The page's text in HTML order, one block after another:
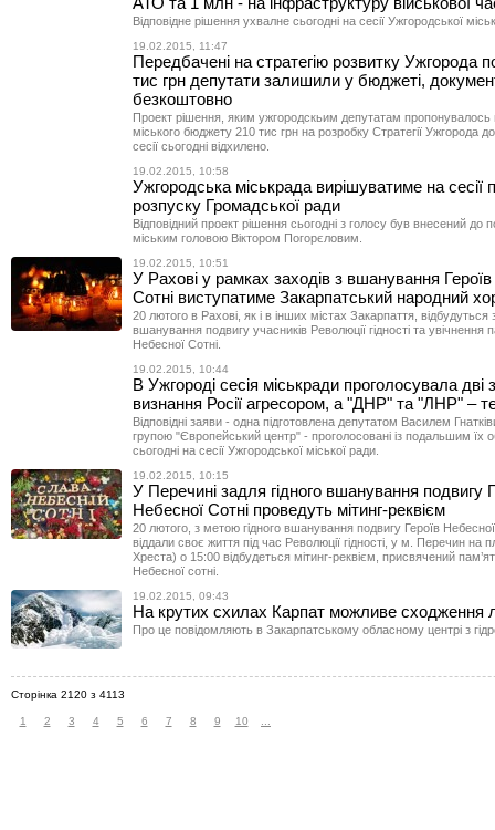
Відповідне рішення ухвалне сьогодні на сесії Ужгородської
19.02.2015, 11:47
Передбачені на стратегію розвитку Ужгорода
тис грн депутати залишили у бюджеті,
безкоштовно
Проект рішення, яким ужгородскьим депутатам пропонувалось
міського бюджету 210 тис грн на розробку Стратегії Ужгорода
сесії сьогодні відхилено.
19.02.2015, 10:58
Ужгородська міськрада вирішуватиме на сесії
розпуску Громадської ради
Відповідний проект рішення сьогодні з голосу був внесений до
міським головою Віктором Погорєловим.
19.02.2015, 10:51
У Рахові у рамках заходів з вшанування
Сотні виступатиме Закарпатський народний
20 лютого в Рахові, як і в інших містах Закарпаття, відбудуться
вшанування подвигу учасників Революції гідності та увічнення
Небесної Сотні.
19.02.2015, 10:44
В Ужгороді сесія міськради проголосувала дві
визнання Росії агресором, а "ДНР" та "ЛНР" –
Відповідні заяви - одна підготовлена депутатом Василем
групою "Європейський центр" - проголосовані із подальшим їх
сьогодні на сесії Ужгородської міської ради.
19.02.2015, 10:15
У Перечині задля гідного вшанування подвигу
Небесної Сотні проведуть мітинг-реквієм
20 лютого, з метою гідного вшанування подвигу Героїв Небесної
віддали своє життя під час Революції гідності, у м. Перечин на
Хреста) о 15:00 відбудеться мітинг-реквієм, присвячений
Небесної сотні.
19.02.2015, 09:43
На крутих схилах Карпат можливе сходження
Про це повідомляють в Закарпатському обласному центрі з
Сторінка 2120 з 4113
1 2 3 4 5 6 7 8 9 10